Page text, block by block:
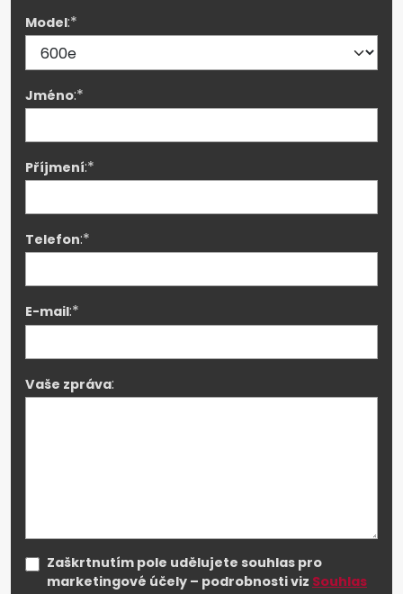
Model:*
Jméno:*
Příjmení:*
Telefon:*
E-mail:*
Vaše zpráva:
Zaškrtnutím pole udělujete souhlas pro
marketingové účely – podrobnosti viz Souhlas